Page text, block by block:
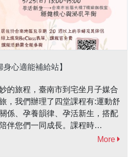
身心適能補給站】
的旅程，臺南市到宅坐月子媒合
，我們辦理了四堂課程有:運動舒
係、孕養韻律、孕活新生，搭配
伴您們一同成長。課程時
15:00課程名稱: 運動舒活-孕婦
More